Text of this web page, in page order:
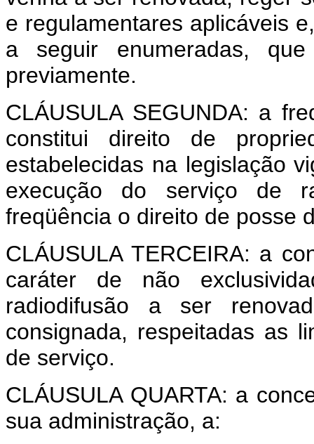
e regulamentares aplicáveis
a seguir enumeradas,
previamente.
CLÁUSULA SEGUNDA: a
constitui direito de
estabelecidas na legislação
execução do serviço de
freqüência o direito de posse
CLÁUSULA TERCEIRA: a
caráter de não
radiodifusão a ser
consignada, respeitadas as
de serviço.
CLÁUSULA QUARTA: a
sua administração, a: